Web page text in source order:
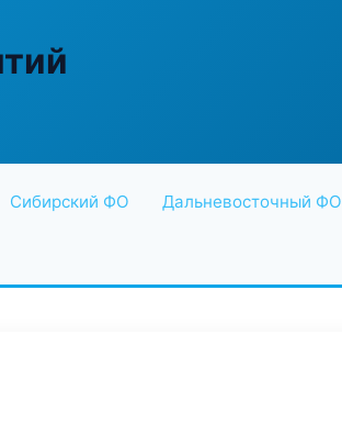
Сибирский ФО Дальневосточный ФО